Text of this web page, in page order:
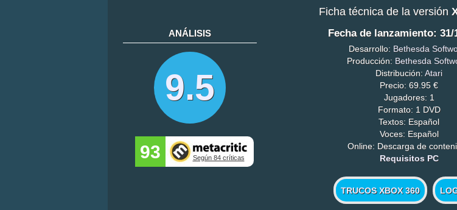
Ficha técnica de la versión
ANÁLISIS
9.5
93 Según 84 críticas
Fecha de lanzamiento: 31/
Desarrollo: Bethesda
Producción: Bethesda
Distribución: Atari
Precio: 69.95 €
Jugadores: 1
Formato: 1 DVD
Textos: Español
Voces: Español
Online: Descarga de
Requisitos PC
TRUCOS XBOX 360